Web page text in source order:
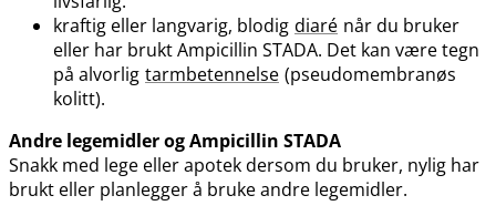
kraftig eller langvarig, blodig diaré når du bruker
eller har brukt Ampicillin STADA. Det kan være tegn
på alvorlig tarmbetennelse (pseudomembranøs
kolitt).
Andre legemidler og Ampicillin STADA
Snakk med lege eller apotek dersom du bruker, nylig har
brukt eller planlegger å bruke andre legemidler.